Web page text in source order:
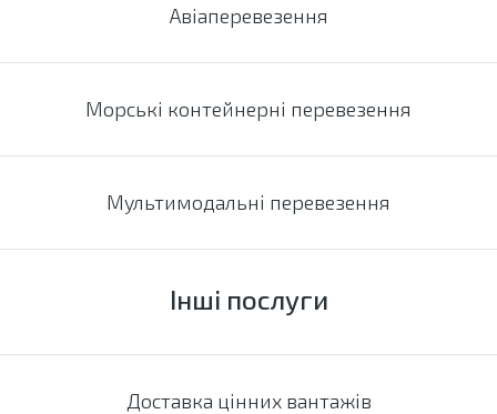
Авіаперевезення
Морські контейнерні перевезення
Мультимодальні перевезення
Інші послуги
Доставка цінних вантажів